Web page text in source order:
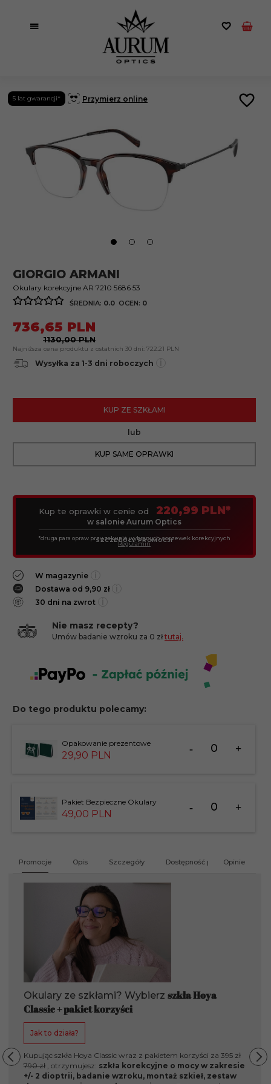
5 lat gwarancji* Przymierz online
GIORGIO ARMANI
Okulary korekcyjne AR 7210 5686 53
ŚREDNIA: 0.0 OCEN: 0
Kup te oprawki w cenie od 220,99 PLN*
w salonie Aurum Optics
*druga para opraw przy zakupie wybranych soczewek korekcyjnych
SZCZEGÓŁY PROMOCJI
Regulamin
W magazynie
Dostawa od 9,90 zł
30 dni na zwrot
736,65 PLN
1130,00 PLN
Najniższa cena produktu z ostatnich 30 dni: 722.21 PLN
Wysyłka za 1-3 dni roboczych
KUP ZE SZKŁAMI
lub
KUP SAME OPRAWKI
Nie masz recepty?
Umów badanie wzroku za 0 złtutaj.
Do tego produktu polecamy:
Opakowanie prezentowe
29,90 PLN
dla
Pakiet Bezpieczne Okulary
49,00 PLN
dla
Promocje Opis Szczegóły Dostępność produktu
Opinie
Okulary ze szkłami? Wybierz szkła Hoya
Classic + pakiet korzyści
Jak to działa?
Kupując szkła Hoya Classic wraz z pakietem korzyści za 395 zł
790 zł , otrzymujesz: szkła korekcyjne o mocy w zakresie
+/- 2 dioptrii, badanie wzroku, montaż szkieł, zestaw